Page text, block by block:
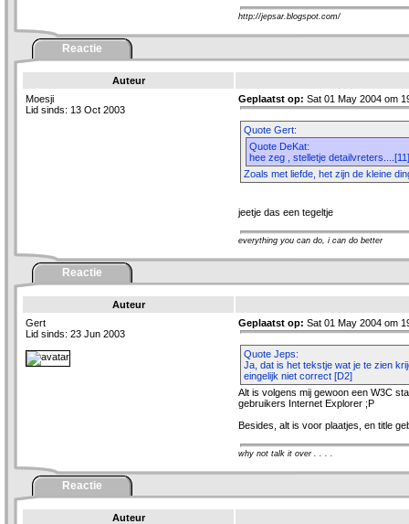
http://jepsar.blogspot.com/
Reactie
Auteur
Moesji
Lid sinds: 13 Oct 2003
Geplaatst op: Sat 01 May 2004 om
Quote Gert:
Quote DeKat:
hee zeg , stelletje detailvreters....[11]
Zoals met liefde, het zijn de kleine
jeetje das een tegeltje
everything you can do, i can do better
Reactie
Auteur
Gert
Lid sinds: 23 Jun 2003
Geplaatst op: Sat 01 May 2004 om
Quote Jeps:
Ja, dat is het tekstje wat je te zien
eingelijk niet correct [D2]
Alt is volgens mij gewoon een W3C
gebruikers Internet Explorer ;P
Besides, alt is voor plaatjes, en title
why not talk it over . . . .
Reactie
Auteur